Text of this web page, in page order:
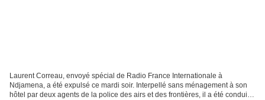
Laurent Correau, envoyé spécial de Radio France Internationale à
Ndjamena, a été expulsé ce mardi soir. Interpellé sans ménagement à son
hôtel par deux agents de la police des airs et des frontières, il a été conduit